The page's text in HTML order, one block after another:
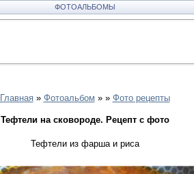
ФОТОАЛЬБОМЫ
Главная» Фотоальбом » » Фото рецепты
Тефтели на сковороде. Рецепт с фото
Тефтели из фарша и риса